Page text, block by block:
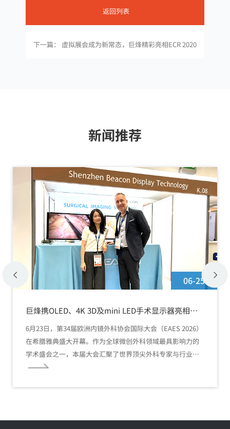
中高层企业文化赋能践行第1期研讨周会
返回列表
下一篇： 虚拟展会成为新常态，巨烽精彩亮相ECR 2020
新闻推荐
06-25
巨烽携OLED、4K 3D及mini LED手术显示器亮相
6月23日，第34届欧洲内镜外科协会国际大会（EAES 2026）
在希腊雅典盛大开幕。作为全球微创外科领域最具影响力的
学术盛会之一，本届大会汇聚了世界顶尖外科专家与行业先
锋。